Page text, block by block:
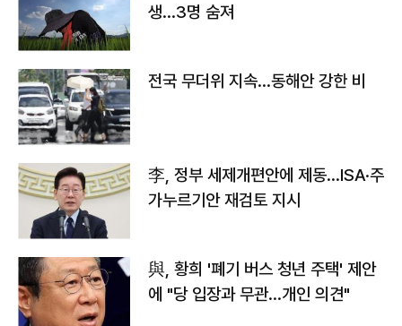
생…3명 숨져
전국 무더위 지속…동해안 강한 비
李, 정부 세제개편안에 제동…ISA·주
가누르기안 재검토 지시
與, 황희 '폐기 버스 청년 주택' 제안
에 "당 입장과 무관…개인 의견"